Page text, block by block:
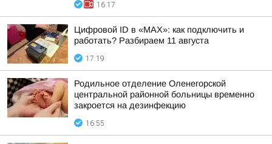
16:17
Цифровой ID в «MAX»: как подключить и
работать? Разбираем 11 августа
17:19
Родильное отделение Оленегорской
центральной районной больницы временно
закроется на дезинфекцию
16:55